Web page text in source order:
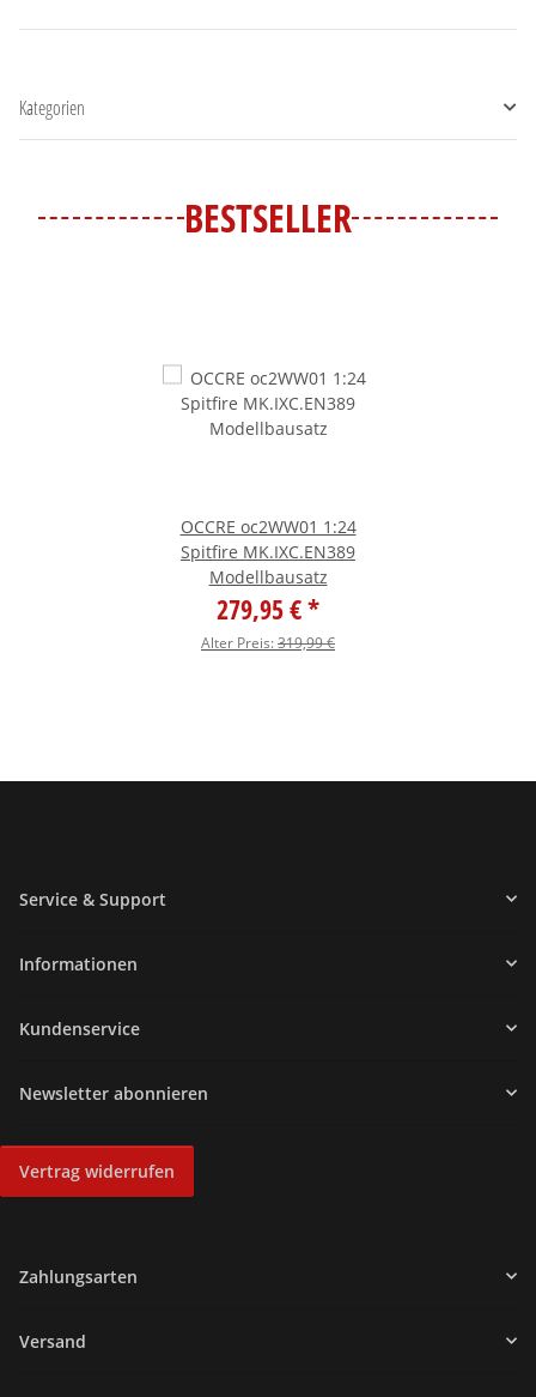
Kategorien
BESTSELLER
OCCRE oc2WW01 1:24
Spitfire MK.IXC.EN389
Modellbausatz
279,95 €*
Alter Preis:319,99 €
Service & Support
Informationen
Kundenservice
Newsletter abonnieren
Vertrag widerrufen
Zahlungsarten
Versand